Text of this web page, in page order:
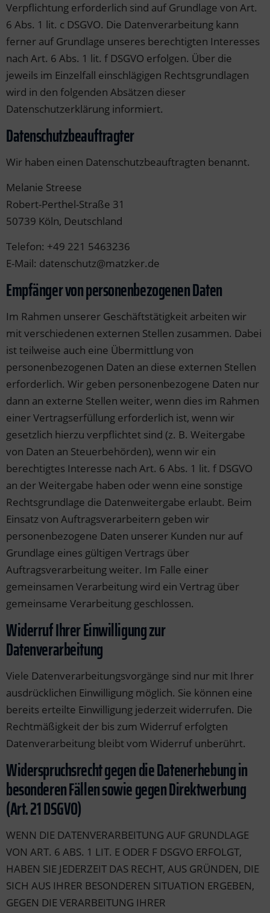
Verpflichtung erforderlich sind auf Grundlage von Art.
6 Abs. 1 lit. c DSGVO. Die Datenverarbeitung kann
ferner auf Grundlage unseres berechtigten Interesses
nach Art. 6 Abs. 1 lit. f DSGVO erfolgen. Über die
jeweils im Einzelfall einschlägigen Rechtsgrundlagen
wird in den folgenden Absätzen dieser
Datenschutzerklärung informiert.
Datenschutz­beauftragter
Wir haben einen Datenschutzbeauftragten benannt.
Melanie Streese
Robert-Perthel-Straße 31
50739 Köln, Deutschland
Telefon: +49 221 5463236
E-Mail: datenschutz@matzker.de
Empfänger von personenbezogenen Daten
Im Rahmen unserer Geschäftstätigkeit arbeiten wir
mit verschiedenen externen Stellen zusammen. Dabei
ist teilweise auch eine Übermittlung von
personenbezogenen Daten an diese externen Stellen
erforderlich. Wir geben personenbezogene Daten nur
dann an externe Stellen weiter, wenn dies im Rahmen
einer Vertragserfüllung erforderlich ist, wenn wir
gesetzlich hierzu verpflichtet sind (z. B. Weitergabe
von Daten an Steuerbehörden), wenn wir ein
berechtigtes Interesse nach Art. 6 Abs. 1 lit. f DSGVO
an der Weitergabe haben oder wenn eine sonstige
Rechtsgrundlage die Datenweitergabe erlaubt. Beim
Einsatz von Auftragsverarbeitern geben wir
personenbezogene Daten unserer Kunden nur auf
Grundlage eines gültigen Vertrags über
Auftragsverarbeitung weiter. Im Falle einer
gemeinsamen Verarbeitung wird ein Vertrag über
gemeinsame Verarbeitung geschlossen.
Widerruf Ihrer Einwilligung zur
Datenverarbeitung
Viele Datenverarbeitungsvorgänge sind nur mit Ihrer
ausdrücklichen Einwilligung möglich. Sie können eine
bereits erteilte Einwilligung jederzeit widerrufen. Die
Rechtmäßigkeit der bis zum Widerruf erfolgten
Datenverarbeitung bleibt vom Widerruf unberührt.
Widerspruchsrecht gegen die Datenerhebung in
besonderen Fällen sowie gegen Direktwerbung
(Art. 21 DSGVO)
WENN DIE DATENVERARBEITUNG AUF GRUNDLAGE
VON ART. 6 ABS. 1 LIT. E ODER F DSGVO ERFOLGT,
HABEN SIE JEDERZEIT DAS RECHT, AUS GRÜNDEN, DIE
SICH AUS IHRER BESONDEREN SITUATION ERGEBEN,
GEGEN DIE VERARBEITUNG IHRER